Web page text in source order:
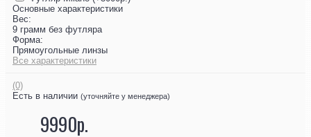
Основные характеристики
Вес:
9 грамм без футляра
Форма:
Прямоугольные линзы
Все характеристики
(0)
Есть в наличии (уточняйте у менеджера)
9990р.